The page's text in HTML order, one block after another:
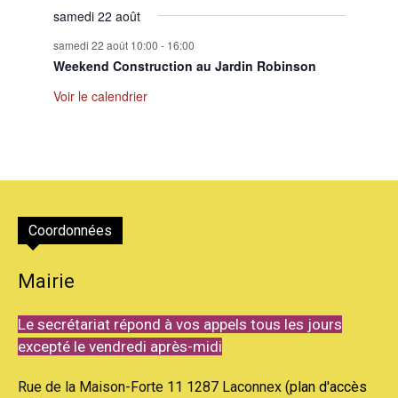
samedi 22 août
samedi 22 août 10:00 - 16:00
Weekend Construction au Jardin Robinson
Voir le calendrier
Coordonnées
Mairie
Le secrétariat répond à vos appels tous les jours
excepté le vendredi après-midi
Rue de la Maison-Forte 11 1287 Laconnex (plan d'accès